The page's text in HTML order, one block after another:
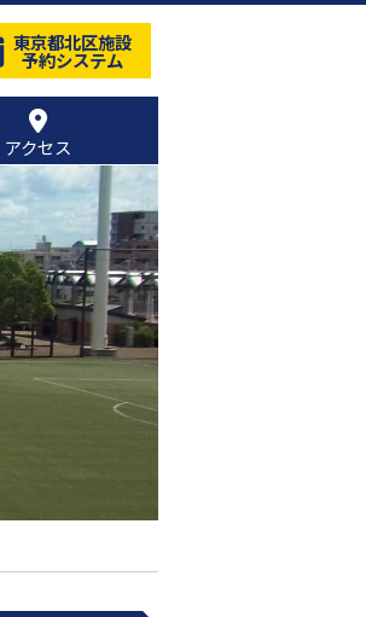
東京都北区施設
予約システム
アクセス